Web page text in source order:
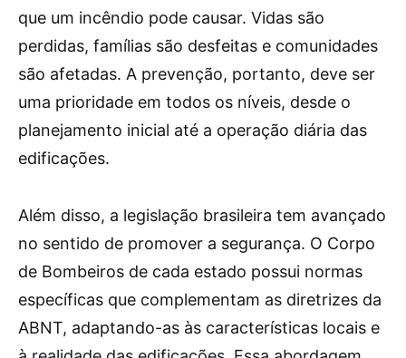
que um incêndio pode causar. Vidas são
perdidas, famílias são desfeitas e comunidades
são afetadas. A prevenção, portanto, deve ser
uma prioridade em todos os níveis, desde o
planejamento inicial até a operação diária das
edificações.
Além disso, a legislação brasileira tem avançado
no sentido de promover a segurança. O Corpo
de Bombeiros de cada estado possui normas
específicas que complementam as diretrizes da
ABNT, adaptando-as às características locais e